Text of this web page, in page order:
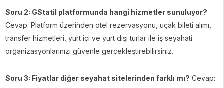
Soru 2: GStatil platformunda hangi hizmetler sunuluyor?
Cevap: Platform üzerinden otel rezervasyonu, uçak bileti alımı,
transfer hizmetleri, yurt içi ve yurt dışı turlar ile iş seyahati
organizasyonlarınızı güvenle gerçekleştirebilirsiniz.
Soru 3: Fiyatlar diğer seyahat sitelerinden farklı mı? Cevap: